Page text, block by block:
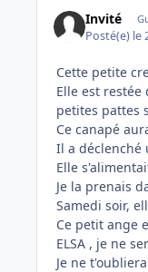
Invité
Posté(e) le
Cette petite
Elle est
petites pattes
Ce canapé
Il a déclenché
Elle
Je la prenais
Samedi soir,
Ce petit ange
ELSA , je ne
Je ne